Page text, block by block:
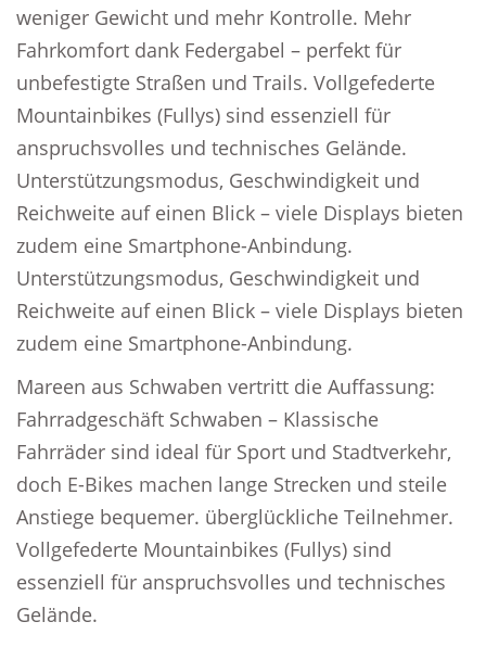
weniger Gewicht und mehr Kontrolle. Mehr
Fahrkomfort dank Federgabel – perfekt für
unbefestigte Straßen und Trails. Vollgefederte
Mountainbikes (Fullys) sind essenziell für
anspruchsvolles und technisches Gelände.
Unterstützungsmodus, Geschwindigkeit und
Reichweite auf einen Blick – viele Displays bieten
zudem eine Smartphone-Anbindung.
Unterstützungsmodus, Geschwindigkeit und
Reichweite auf einen Blick – viele Displays bieten
zudem eine Smartphone-Anbindung.
Mareen aus Schwaben vertritt die Auffassung:
Fahrradgeschäft Schwaben – Klassische
Fahrräder sind ideal für Sport und Stadtverkehr,
doch E-Bikes machen lange Strecken und steile
Anstiege bequemer. überglückliche Teilnehmer.
Vollgefederte Mountainbikes (Fullys) sind
essenziell für anspruchsvolles und technisches
Gelände.